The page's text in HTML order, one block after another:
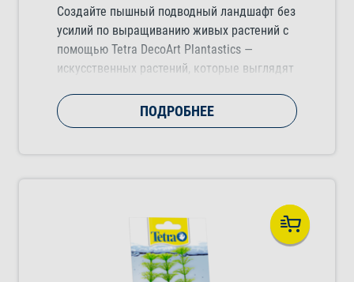
Создайте пышный подводный ландшафт без
усилий по выращиванию живых растений с
помощью Tetra DecoArt Plantastics —
искусственных растений, которые выглядят
структуру в любой тропический,
холодноводный или морской аквариум.
ПОДРОБНЕЕ